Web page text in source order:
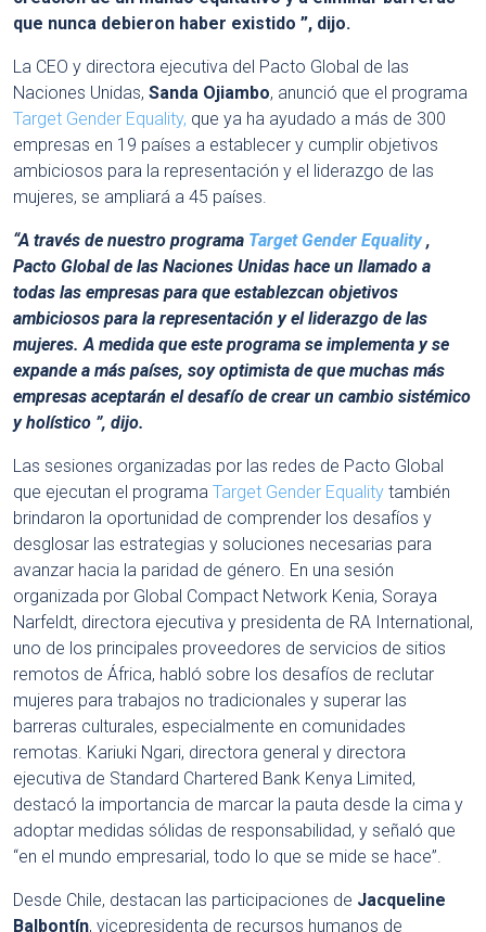
que nunca debieron haber existido ”, dijo.
La CEO y directora ejecutiva del Pacto Global de las
Naciones Unidas, Sanda Ojiambo, anunció que el programa
Target Gender Equality, que ya ha ayudado a más de 300
empresas en 19 países a establecer y cumplir objetivos
ambiciosos para la representación y el liderazgo de las
mujeres, se ampliará a 45 países.
“A través de nuestro programa Target Gender Equality,
Pacto Global de las Naciones Unidas hace un llamado a
todas las empresas para que establezcan objetivos
ambiciosos para la representación y el liderazgo de las
mujeres. A medida que este programa se implementa y se
expande a más países, soy optimista de que muchas más
empresas aceptarán el desafío de crear un cambio sistémico
y holístico ”, dijo.
Las sesiones organizadas por las redes de Pacto Global
que ejecutan el programa Target Gender Equality también
brindaron la oportunidad de comprender los desafíos y
desglosar las estrategias y soluciones necesarias para
avanzar hacia la paridad de género. En una sesión
organizada por Global Compact Network Kenia, Soraya
Narfeldt, directora ejecutiva y presidenta de RA International,
uno de los principales proveedores de servicios de sitios
remotos de África, habló sobre los desafíos de reclutar
mujeres para trabajos no tradicionales y superar las
barreras culturales, especialmente en comunidades
remotas. Kariuki Ngari, directora general y directora
ejecutiva de Standard Chartered Bank Kenya Limited,
destacó la importancia de marcar la pauta desde la cima y
adoptar medidas sólidas de responsabilidad, y señaló que
“en el mundo empresarial, todo lo que se mide se hace”.
Desde Chile, destacan las participaciones de Jacqueline
Balbontín, vicepresidenta de recursos humanos de